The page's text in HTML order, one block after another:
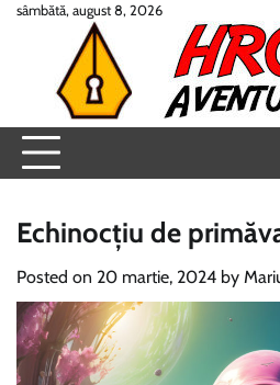
Skipsâmbătă, august 8, 2026
Echinocțiu de
Posted on 20 martie, 2024 by